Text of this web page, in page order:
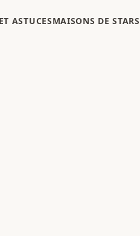
ASTUCESMAISONS DE STARS